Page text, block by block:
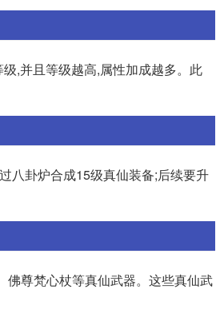
,并且等级越高,属性加成越多。此
八卦炉合成15级真仙装备;后续要升
佛尊梵心杖等真仙武器。这些真仙武